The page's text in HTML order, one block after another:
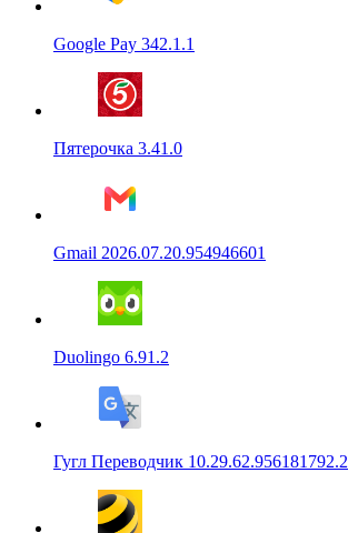
Google Pay 342.1.1
Пятерочка 3.41.0
Gmail 2026.07.20.954946601
Duolingo 6.91.2
Гугл Переводчик 10.29.62.956181792.2